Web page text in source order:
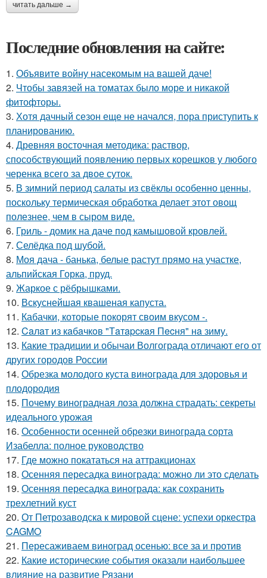
читать дальше →
Последние обновления на сайте:
1. Объявите войну насекомым на вашей даче!
2. Чтобы завязей на томатах было море и никакой
фитофторы.
3. Хотя дачный сезон еще не начался, пора приступить к
планированию.
4. Древняя восточная методика: раствор,
способствующий появлению первых корешков у любого
черенка всего за двое суток.
5. В зимний период салаты из свёклы особенно ценны,
поскольку термическая обработка делает этот овощ
полезнее, чем в сыром виде.
6. Гриль - домик на даче под камышовой кровлей.
7. Селёдка под шубой.
8. Моя дача - банька, белые растут прямо на участке,
альпийская Горка, пруд.
9. Жаркое с рёбрышками.
10. Вскуснейшая квашеная капуста.
11. Кабачки, которые покорят своим вкусом -.
12. Caлaт из кaбaчкoв "Тaтapcкaя Пecня" нa зиму.
13. Какие традиции и обычаи Волгограда отличают его от
других городов России
14. Обрезка молодого куста винограда для здоровья и
плодородия
15. Почему виноградная лоза должна страдать: секреты
идеального урожая
16. Особенности осенней обрезки винограда сорта
Изабелла: полное руководство
17. Где можно покататься на аттракционах
18. Осенняя пересадка винограда: можно ли это сделать
19. Осенняя пересадка винограда: как сохранить
трехлетний куст
20. От Петрозаводска к мировой сцене: успехи оркестра
CAGMO
21. Пересаживаем виноград осенью: все за и против
22. Какие исторические события оказали наибольшее
влияние на развитие Рязани